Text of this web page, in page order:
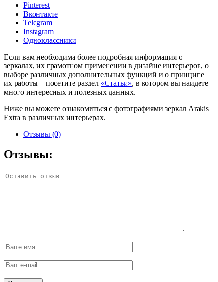
Pinterest
Вконтакте
Telegram
Instagram
Одноклассники
Если вам необходима более подробная информация о
зеркалах, их грамотном применении в дизайне интерьеров, о
выборе различных дополнительных функций и о принципе
их работы – посетите раздел «Статьи», в котором вы найдёте
много интересных и полезных данных.
Ниже вы можете ознакомиться с фотографиями зеркал Arakis
Extra в различных интерьерах.
Отзывы (0)
Отзывы: